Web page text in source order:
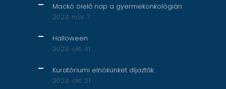
Mackó ölelő nap a gyermekonkológián
2023. nov. 7.
Halloween
2023. okt. 31.
Kuratóriumi elnökünket díjazták
2023. okt. 21.